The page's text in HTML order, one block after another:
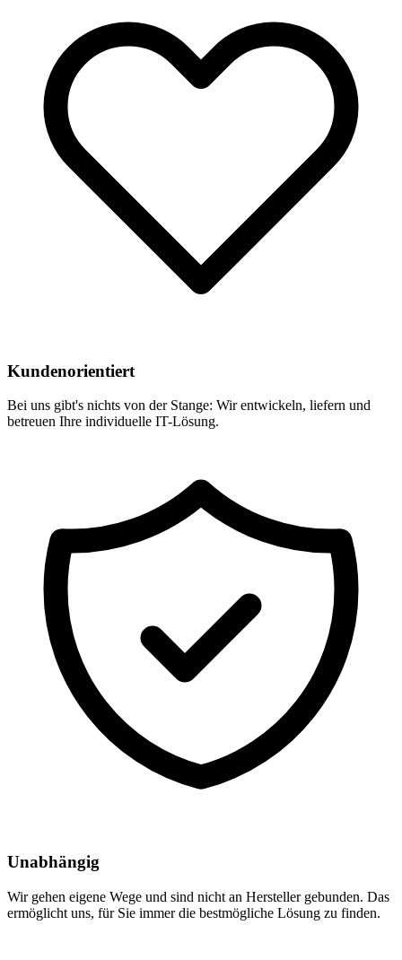
Kundenorientiert
Bei uns gibt's nichts von der Stange: Wir entwickeln, liefern und
betreuen Ihre individuelle IT-Lösung.
Unabhängig
Wir gehen eigene Wege und sind nicht an Hersteller gebunden. Das
ermöglicht uns, für Sie immer die bestmögliche Lösung zu finden.